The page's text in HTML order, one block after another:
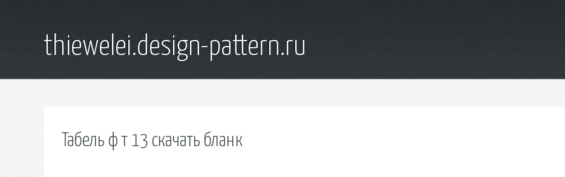
thiewelei.design-pattern.ru
Табель ф т 13 скачать бланк